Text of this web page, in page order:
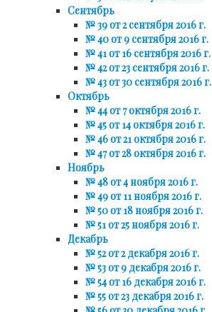
Сентябрь
№ 39 от 2 сентября 2016 г.
№ 40 от 9 сентября 2016 г.
№ 41 от 16 сентября 2016 г.
№ 42 от 23 сентября 2016 г.
№ 43 от 30 сентября 2016 г.
Октябрь
№ 44 от 7 октября 2016 г.
№ 45 от 14 октября 2016 г.
№ 46 от 21 октября 2016 г.
№ 47 от 28 октября 2016 г.
Ноябрь
№ 48 от 4 ноября 2016 г.
№ 49 от 11 ноября 2016 г.
№ 50 от 18 ноября 2016 г.
№ 51 от 25 ноября 2016 г.
Декабрь
№ 52 от 2 декабря 2016 г.
№ 53 от 9 декабря 2016 г.
№ 54 от 16 декабря 2016 г.
№ 55 от 23 декабря 2016 г.